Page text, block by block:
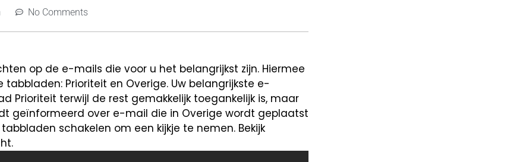
No Comments
op de e-mails die voor u het belangrijkst zijn. Hiermee
Prioriteit en Overige. Uw belangrijkste e-
Prioriteit terwijl de rest gemakkelijk toegankelijk is, maar
geïnformeerd over e-mail die in Overige wordt geplaatst
schakelen om een kijkje te nemen. Bekijk